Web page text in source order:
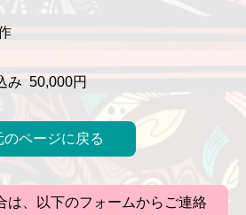
50,000円
のページに戻る
は、以下のフォームからご連絡